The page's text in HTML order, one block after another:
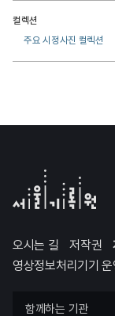
컬렉션
주요 시정사진 컬렉션
오시는 길 저작권
영상정보처리기기 운
함께하는 기관